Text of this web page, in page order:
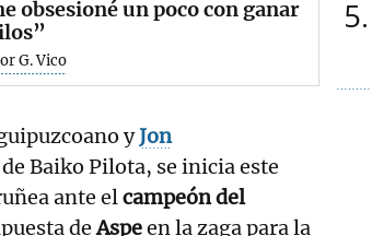
obsesioné un poco con ganar
G. Vico
yJon
Baiko Pilota, se inicia este
ante elcampeón del
deAspeen la zaga para la
5